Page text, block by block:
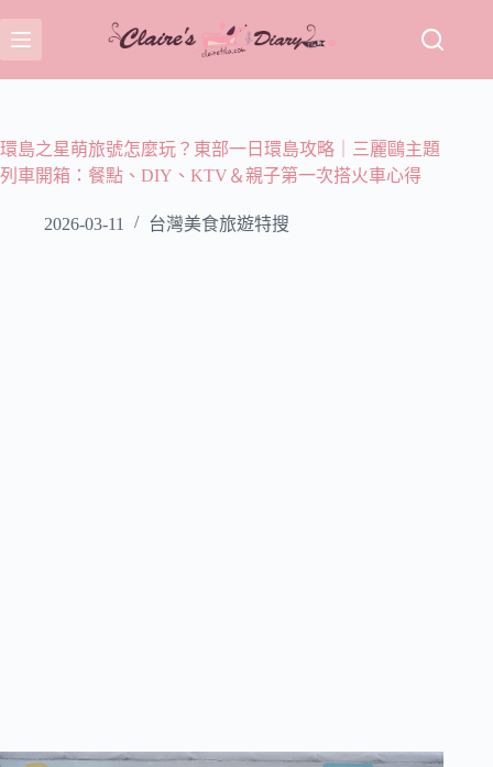
至
主
容
環島之星萌旅號怎麼玩？東部一日環島攻略｜三麗鷗主題
列車開箱：餐點、DIY、KTV＆親子第一次搭火車心得
2026-03-11 台灣美食旅遊特搜